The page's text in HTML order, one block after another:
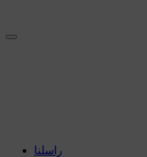
راسلنا